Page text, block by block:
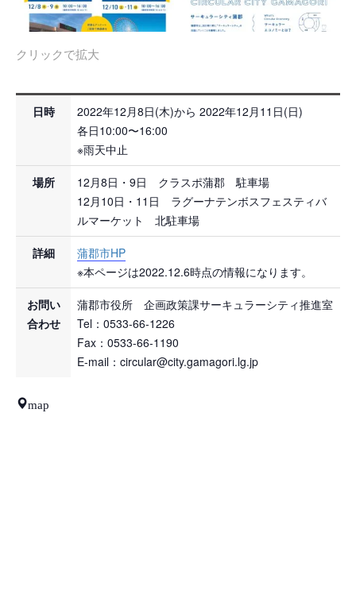
クリックで拡大
日時
2022年12月8日(木)から 2022年12月11日(日)
各日10:00〜16:00
※雨天中止
場所
12月8日・9日 クラスポ蒲郡 駐車場
12月10日・11日 ラグーナテンボスフェスティバ
ルマーケット 北駐車場
詳細
蒲郡市HP
※本ページは2022.12.6時点の情報になります。
お問い
合わせ
蒲郡市役所 企画政策課サーキュラーシティ推進室
Tel：0533-66-1226
Fax：0533-66-1190
E-mail：circular@city.gamagori.lg.jp
map